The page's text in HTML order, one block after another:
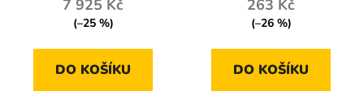
7 925 Kč
(–25 %)
DO KOŠÍKU
263 Kč
(–26 %)
DO KOŠÍKU